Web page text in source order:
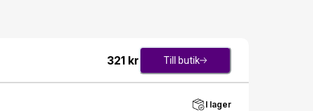
321 kr Till butik
I lager